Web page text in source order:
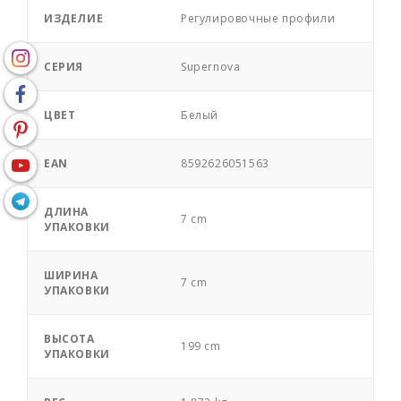
ИЗДЕЛИЕ Регулировочные профили
СЕРИЯ Supernova
ЦВЕТ Белый
EAN 8592626051563
ДЛИНА
УПАКОВКИ
7 cm
ШИРИНА
УПАКОВКИ
7 cm
ВЫСОТА
УПАКОВКИ
199 cm